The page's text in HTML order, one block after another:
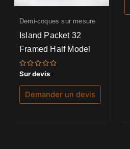
Demi-coques sur mesure
Island Packet 32
Framed Half Model
Note
0
sur
Sur devis
Demander un devis